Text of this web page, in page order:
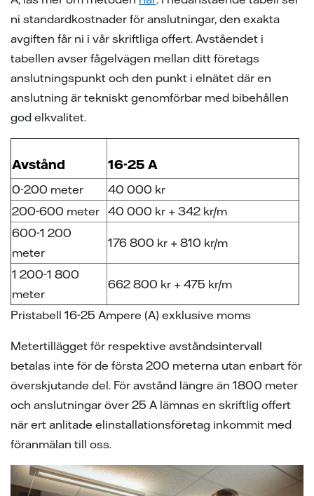
svar
fastighetsägare
vid skada
projekt
på lika villkor
av våra elledningar
oss
- med ert företag i fokus
svar
ni standardkostnader för anslutningar, den exakta
avgiften får ni i vår skriftliga offert. Avståendet i
tabellen avser fågelvägen mellan ditt företags
anslutningspunkt och den punkt i elnätet där en
anslutning är tekniskt genomförbar med bibehållen
god elkvalitet.
Avstånd 16-25 A
0-200 meter
40 000 kr
200-600 meter 40 000 kr + 342 kr/m
600-1 200
meter
176 800 kr + 810 kr/m
1 200-1 800
meter
662 800 kr + 475 kr/m
Pristabell 16-25 Ampere (A) exklusive moms
Metertillägget för respektive avståndsintervall
betalas inte för de första 200 meterna utan enbart för
överskjutande del. För avstånd längre än 1800 meter
och anslutningar över 25 A lämnas en skriftlig offert
när ert anlitade elinstallationsföretag inkommit med
föranmälan till oss.